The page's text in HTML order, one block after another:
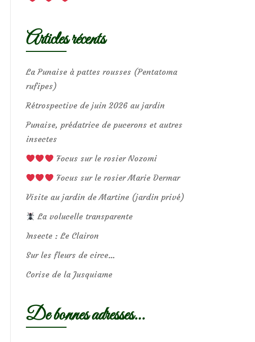
Articles récents
La Punaise à pattes rousses (Pentatoma
rufipes)
Rétrospective de juin 2026 au jardin
Punaise, prédatrice de pucerons et autres
insectes
Focus sur le rosier Nozomi
Focus sur le rosier Marie Dermar
Visite au jardin de Martine (jardin privé)
La volucelle transparente
Insecte : Le Clairon
Sur les fleurs de circe…
Corise de la Jusquiame
De bonnes adresses…